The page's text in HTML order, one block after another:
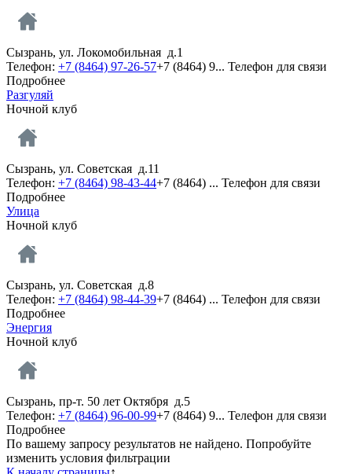
Сызрань, ул. Локомобильная д.1
Телефон: +7 (8464) 97-26-57+7 (8464) 9... Телефон для связи
Подробнее
Разгуляй
Ночной клуб
Сызрань, ул. Советская д.11
Телефон: +7 (8464) 98-43-44+7 (8464) ... Телефон для связи
Подробнее
Улица
Ночной клуб
Сызрань, ул. Советская д.8
Телефон: +7 (8464) 98-44-39+7 (8464) ... Телефон для связи
Подробнее
Энергия
Ночной клуб
Сызрань, пр-т. 50 лет Октября д.5
Телефон: +7 (8464) 96-00-99+7 (8464) 9... Телефон для связи
Подробнее
По вашему запросу результатов не найдено. Попробуйте
изменить условия фильтрации